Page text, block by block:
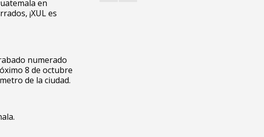
en
¡XUL es
numerado
8 de octubre
de la ciudad.